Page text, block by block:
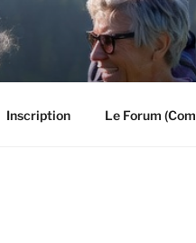
Inscription Le Forum